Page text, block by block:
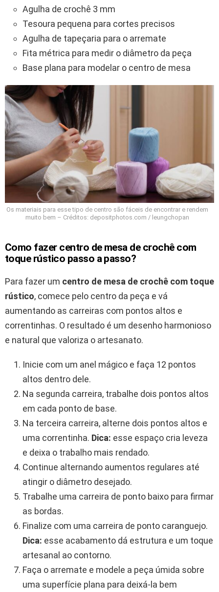
Agulha de crochê 3 mm
Tesoura pequena para cortes precisos
Agulha de tapeçaria para o arremate
Fita métrica para medir o diâmetro da peça
Base plana para modelar o centro de mesa
Os materiais para esse tipo de centro são fáceis de encontrar e rendem
muito bem – Créditos: depositphotos.com / leungchopan
Como fazer centro de mesa de crochê com
toque rústico passo a passo?
Para fazer um centro de mesa de crochê com toque
rústico, comece pelo centro da peça e vá
aumentando as carreiras com pontos altos e
correntinhas. O resultado é um desenho harmonioso
e natural que valoriza o artesanato.
Inicie com um anel mágico e faça 12 pontos
altos dentro dele.
Na segunda carreira, trabalhe dois pontos altos
em cada ponto de base.
Na terceira carreira, alterne dois pontos altos e
uma correntinha. Dica: esse espaço cria leveza
e deixa o trabalho mais rendado.
Continue alternando aumentos regulares até
atingir o diâmetro desejado.
Trabalhe uma carreira de ponto baixo para firmar
as bordas.
Finalize com uma carreira de ponto caranguejo.
Dica: esse acabamento dá estrutura e um toque
artesanal ao contorno.
Faça o arremate e modele a peça úmida sobre
uma superfície plana para deixá-la bem